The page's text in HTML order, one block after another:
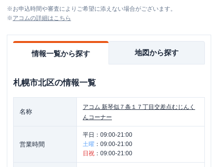
※お申込時間や審査によりご希望に添えない場合がございます。
※アコムの詳細はこちら
情報一覧から探す 地図から探す
札幌市北区の情報一覧
名称
アコム 新琴似７条１７丁目交差点むじんく
んコーナー
営業時間
平日： 09:00-21:00
土曜 ： 09:00-21:00
日祝 ： 09:00-21:00